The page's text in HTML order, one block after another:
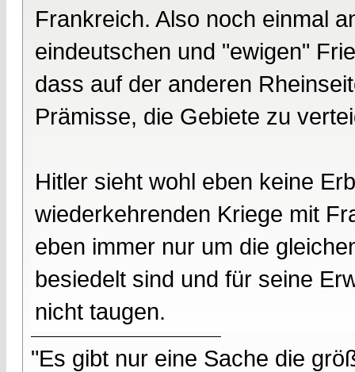
Frankreich. Also noch einmal
eindeutschen und "ewigen"
dass auf der anderen
Prämisse, die Gebiete zu
Hitler sieht wohl eben keine
wiederkehrenden Kriege mit
eben immer nur um die
besiedelt sind und für seine
nicht taugen.
"Es gibt nur eine Sache die